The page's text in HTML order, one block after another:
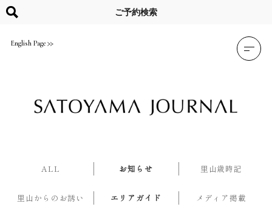
content
English Page
ご予約検索
ALL お知らせ 里山歳時記
里山からのお誘い エリアガイド メディア掲載